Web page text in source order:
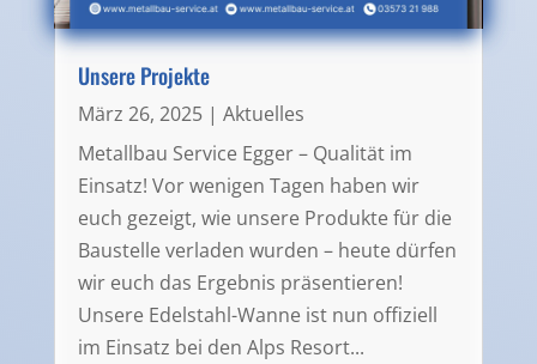
Unsere Projekte
März 26, 2025| Aktuelles
Metallbau Service Egger – Qualität im
Einsatz! Vor wenigen Tagen haben wir
euch gezeigt, wie unsere Produkte für die
Baustelle verladen wurden – heute dürfen
wir euch das Ergebnis präsentieren!
Unsere Edelstahl-Wanne ist nun offiziell
im Einsatz bei den Alps Resort...